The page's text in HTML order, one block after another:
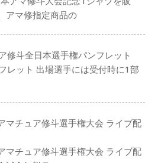
アマ修指定商品の
修斗全日本選手権パンフレット
レット 出場選手には受付時に1部
マチュア修斗選手権大会 ライブ配
マチュア修斗選手権大会 ライブ配